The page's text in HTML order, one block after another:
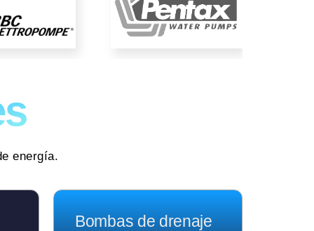
energía.
Bombas de drenaje